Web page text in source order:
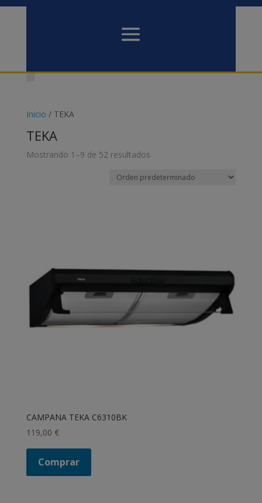
Inicio / TEKA
TEKA
Mostrando 1–9 de 52 resultados
CAMPANA TEKA C6310BK
119,00 €
Comprar